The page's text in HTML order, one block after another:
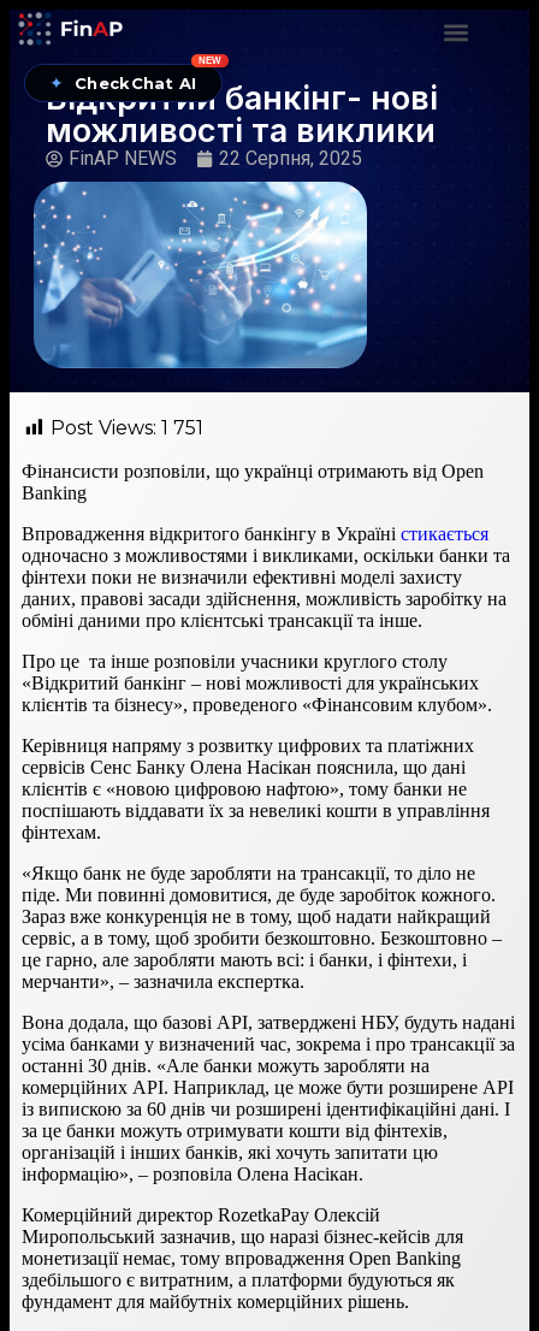
✦ CheckChat AI
NEW
Відкритий банкінг- нові
можливості та виклики
FinAP NEWS 22 Серпня, 2025
Post Views: 1 751
Фінансисти розповіли, що українці отримають від Open
Banking
Впровадження відкритого банкінгу в Україні стикається
одночасно з можливостями і викликами, оскільки банки та
фінтехи поки не визначили ефективні моделі захисту
даних, правові засади здійснення, можливість заробітку на
обміні даними про клієнтські трансакції та інше.
Про це та інше розповіли учасники круглого столу
«Відкритий банкінг – нові можливості для українських
клієнтів та бізнесу», проведеного «Фінансовим клубом».
Керівниця напряму з розвитку цифрових та платіжних
сервісів Сенс Банку Олена Насікан пояснила, що дані
клієнтів є «новою цифровою нафтою», тому банки не
поспішають віддавати їх за невеликі кошти в управління
фінтехам.
«Якщо банк не буде заробляти на трансакції, то діло не
піде. Ми повинні домовитися, де буде заробіток кожного.
Зараз вже конкуренція не в тому, щоб надати найкращий
сервіс, а в тому, щоб зробити безкоштовно. Безкоштовно –
це гарно, але заробляти мають всі: і банки, і фінтехи, і
мерчанти», – зазначила експертка.
Вона додала, що базові API, затверджені НБУ, будуть надані
усіма банками у визначений час, зокрема і про трансакції за
останні 30 днів. «Але банки можуть заробляти на
комерційних API. Наприклад, це може бути розширене API
із випискою за 60 днів чи розширені ідентифікаційні дані. І
за це банки можуть отримувати кошти від фінтехів,
організацій і інших банків, які хочуть запитати цю
інформацію», – розповіла Олена Насікан.
Комерційний директор RozetkaPay Олексій
Миропольський зазначив, що наразі бізнес-кейсів для
монетизації немає, тому впровадження Open Banking
здебільшого є витратним, а платформи будуються як
фундамент для майбутніх комерційних рішень.